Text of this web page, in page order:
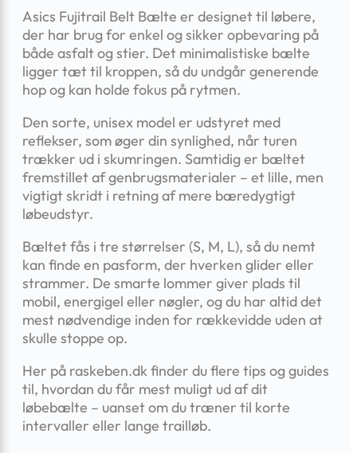
Asics Fujitrail Belt Bælte er designet til løbere,
der har brug for enkel og sikker opbevaring på
både asfalt og stier. Det minimalistiske bælte
ligger tæt til kroppen, så du undgår generende
hop og kan holde fokus på rytmen.
Den sorte, unisex model er udstyret med
reflekser, som øger din synlighed, når turen
trækker ud i skumringen. Samtidig er bæltet
fremstillet af genbrugsmaterialer – et lille, men
vigtigt skridt i retning af mere bæredygtigt
løbeudstyr.
Bæltet fås i tre størrelser (S, M, L), så du nemt
kan finde en pasform, der hverken glider eller
strammer. De smarte lommer giver plads til
mobil, energigel eller nøgler, og du har altid det
mest nødvendige inden for rækkevidde uden at
skulle stoppe op.
Her på raskeben.dk finder du flere tips og guides
til, hvordan du får mest muligt ud af dit
løbebælte – uanset om du træner til korte
intervaller eller lange trailløb.